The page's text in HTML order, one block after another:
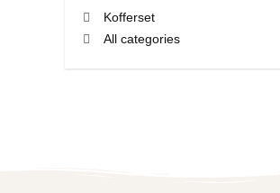
Kofferset
All categories